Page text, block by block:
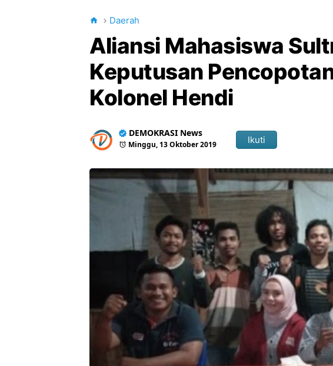
Daerah
Aliansi Mahasiswa
Keputusan
Kolonel Hendi
DEMOKRASI News
Minggu, 13 Oktober 2019 Ikuti